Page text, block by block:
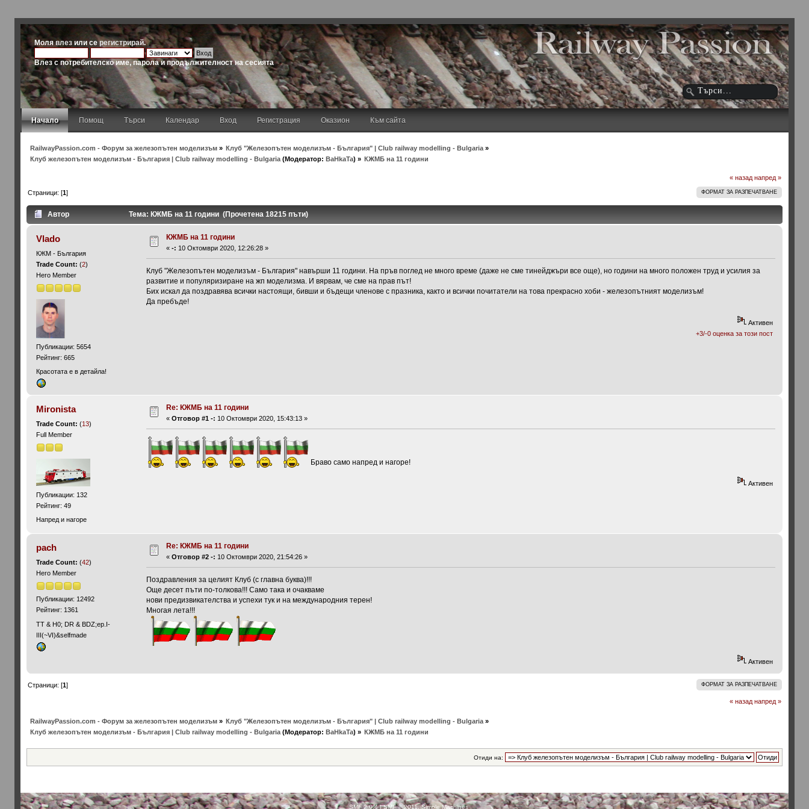
Молявлез или серегистрирай.
Влез с потребителско име, парола и продължителност на сесията
Начало Помощ Търси Календар Вход Регистрация Оказион Към сайта
RailwayPassion.com - Форум за железопътен моделизъм» Клуб "Железопътен моделизъм - България" | Club railway modelling - Bulgaria »
Клуб железопътен моделизъм - България | Club railway modelling - Bulgaria(Модератор: BaHkaTa) » КЖМБ на 11 години
« назад напред »
ФОРМАТ ЗА РАЗПЕЧАТВАНЕ
Страници: [1]
Автор Тема: КЖМБ на 11 години (Прочетена 18215 пъти)
Vlado
КЖМ - България
Trade Count: (2)
Hero Member
Публикации: 5654
Рейтинг: 665
Красотата е в детайла!
КЖМБ на 11 години
« -: 10 Октомври 2020, 12:26:28 »
Клуб "Железопътен моделизъм - България" навърши 11 години. На пръв поглед не много време (даже не сме тинейджъри все още), но години на много положен труд и усилия за
развитие и популяризиране на жп моделизма. И вярвам, че сме на прав път!
Бих искал да поздравява всички настоящи, бивши и бъдещи членове с празника, както и всички почитатели на това прекрасно хоби - железопътният моделизъм!
Да пребъде!
Активен
+3/-0 оценка за този пост
Mironista
Trade Count: (13)
Full Member
Публикации: 132
Рейтинг: 49
Напред и нагоре
Re: КЖМБ на 11 години
« Отговор #1 -: 10 Октомври 2020, 15:43:13 »
Браво само напред и нагоре!
Активен
pach
Trade Count: (42)
Hero Member
Публикации: 12492
Рейтинг: 1361
ТТ & Н0; DR & BDZ;ep.I-
III(~VI)&selfmade
Re: КЖМБ на 11 години
« Отговор #2 -: 10 Октомври 2020, 21:54:26 »
Поздравления за целият Клуб (с главна буква)!!!
Още десет пъти по-толкова!!! Само така и очакваме
нови предизвикателства и успехи тук и на международния терен!
Многая лета!!!
Активен
ФОРМАТ ЗА РАЗПЕЧАТВАНЕ
Страници: [1]
« назад напред »
RailwayPassion.com - Форум за железопътен моделизъм» Клуб "Железопътен моделизъм - България" | Club railway modelling - Bulgaria »
Клуб железопътен моделизъм - България | Club railway modelling - Bulgaria(Модератор: BaHkaTa) » КЖМБ на 11 години
Отиди на:
SMF 2.0.4|SMF © 2011,Simple Machines